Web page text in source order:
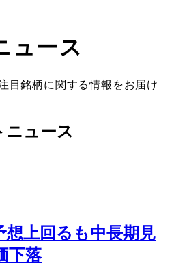
ュース
目銘柄に関する情報をお届け
ニュース
想上回るも中長期見
下落